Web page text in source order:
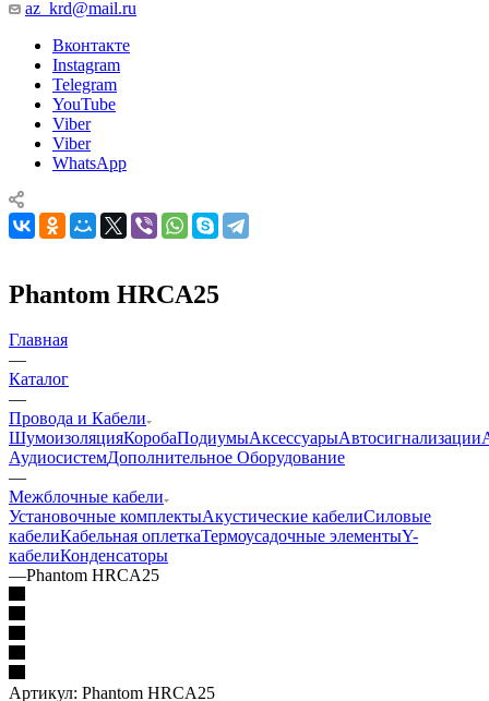
az_krd@mail.ru
Вконтакте
Instagram
Telegram
YouTube
Viber
Viber
WhatsApp
Phantom HRCA25
Главная
—
Каталог
—
Провода и Кабели
ШумоизоляцияКоробаПодиумыАксессуарыАвтосигнализации
АудиосистемДополнительное Оборудование
—
Межблочные кабели
Установочные комплектыАкустические кабелиСиловые
кабелиКабельная оплеткаТермоусадочные элементыY-
кабелиКонденсаторы
—Phantom HRCA25
Артикул: Phantom HRCA25